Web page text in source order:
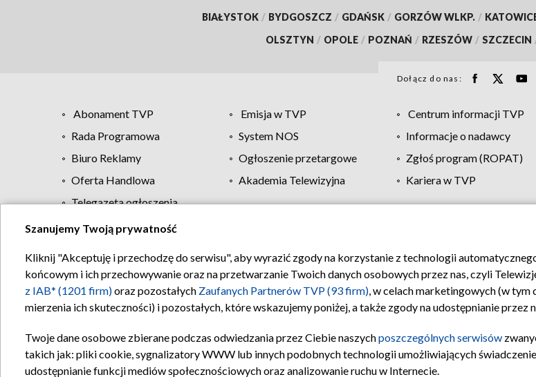
BIAŁYSTOK / BYDGOSZCZ / GDAŃSK / GORZÓW WLKP. /
OLSZTYN / OPOLE / POZNAŃ / RZESZÓW / SZCZECIN
Dołącz do nas:
Abonament TVP Emisja w TVP Centrum informacji TVP
Rada Programowa
System NOS Informacje o nadawcy
Biuro Reklamy
Ogłoszenie przetargowe Zgłoś program (ROPAT)
Oferta Handlowa
Akademia Telewizyjna Kariera w TVP
Telegazeta ogłoszenia
Regulamin TVP Polityka prywatności Moje zgody
Szanujemy Twoją prywatność
Kliknij "Akceptuję i przechodzę do serwisu", aby wyrazić zgody na korzystanie z technologii
końcowym i ich przechowywanie oraz na przetwarzanie Twoich danych osobowych przez nas, czyli
z IAB* (1201 firm)oraz pozostałych Zaufanych Partnerów TVP (93 firm), w celach marketingowych (w
mierzenia ich skuteczności) i pozostałych, które wskazujemy poniżej, a także zgody na udostępnianie
Twoje dane osobowe zbierane podczas odwiedzania przez Ciebie naszychposzczególnych serwisów
takich jak: pliki cookie, sygnalizatory WWW lub innych podobnych technologii umożliwiających
udostępnianie funkcji mediów społecznościowych oraz analizowanie ruchu w Internecie.